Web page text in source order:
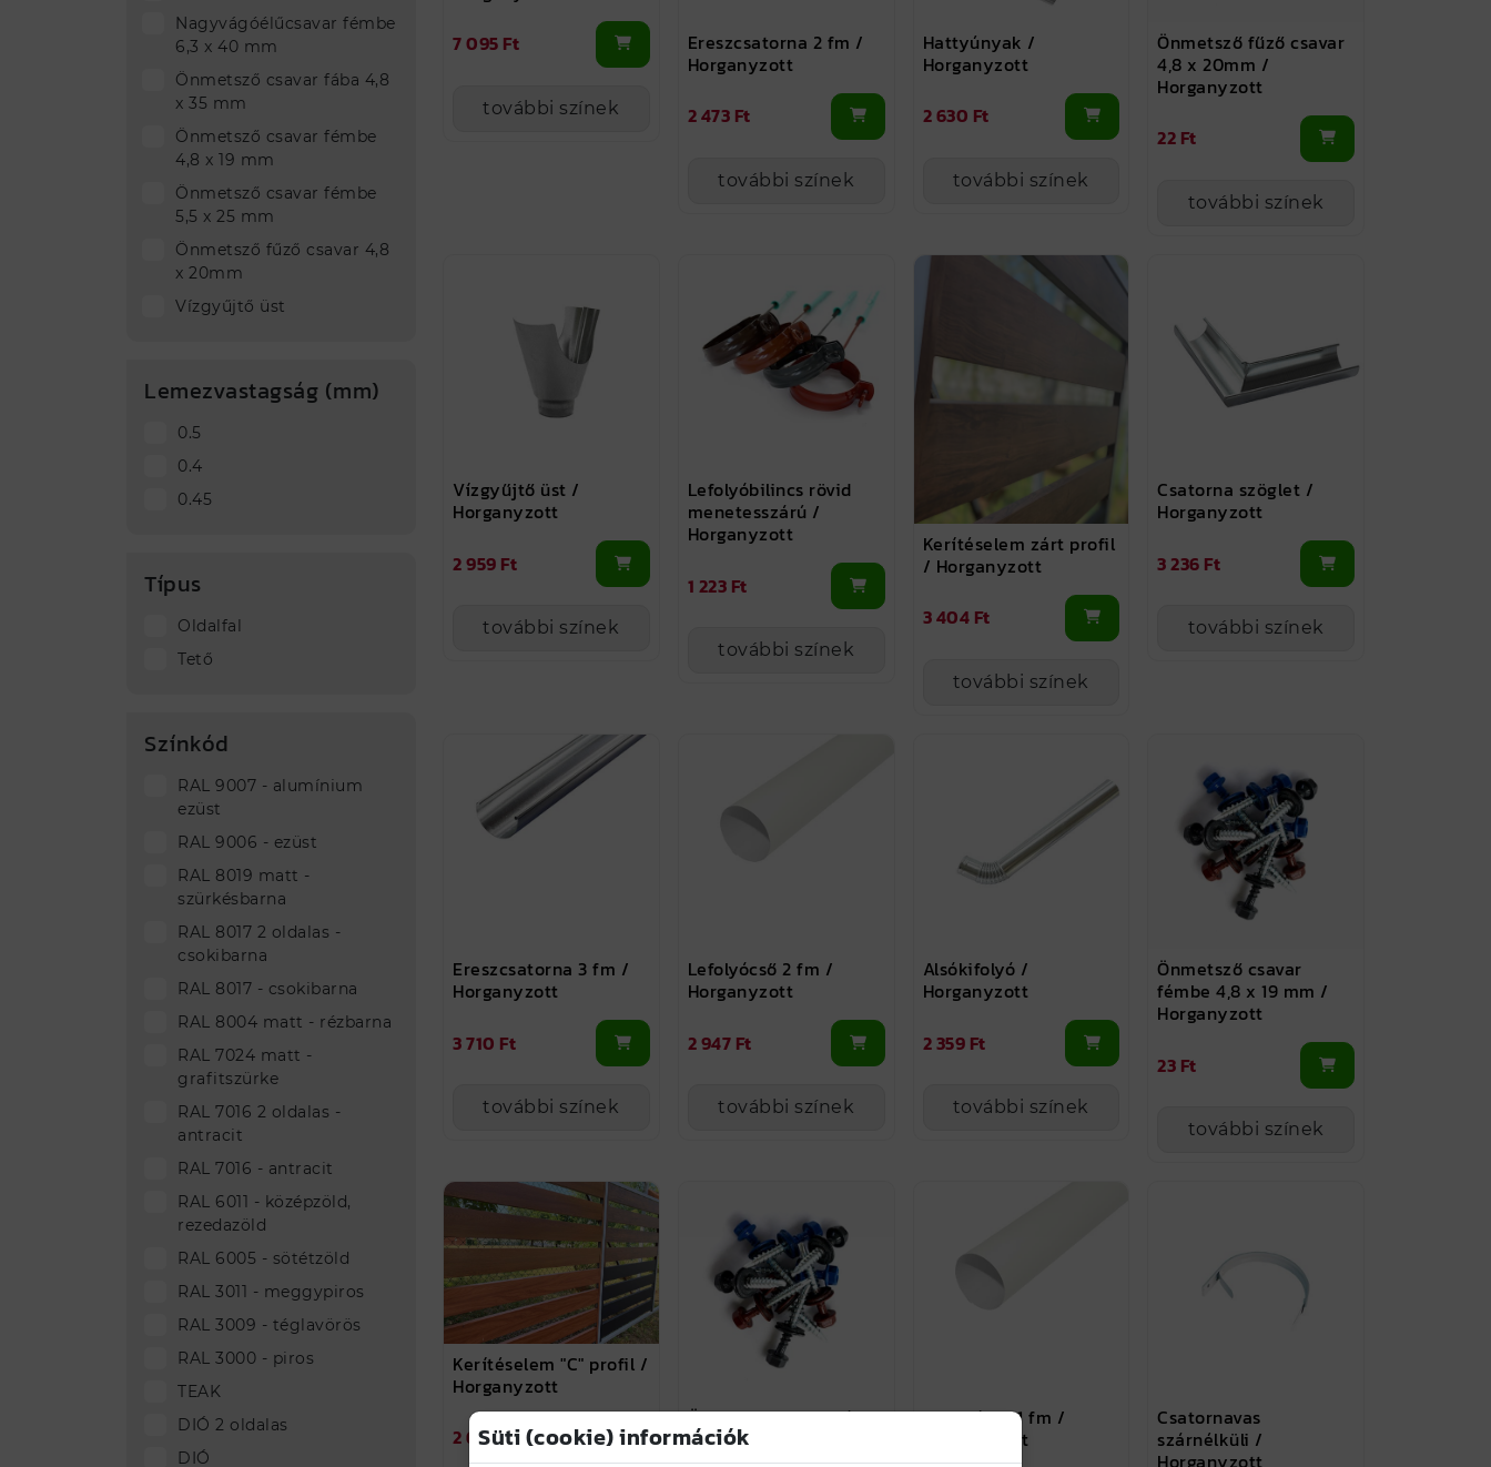
Nagyvágóélűcsavar fémbe
6,3 x 40 mm
Önmetsző csavar fába 4,8
x 35 mm
Önmetsző csavar fémbe
4,8 x 19 mm
Önmetsző csavar fémbe
5,5 x 25 mm
Önmetsző fűző csavar 4,8
x 20mm
Vízgyűjtő üst
Lemezvastagság (mm)
0.5
0.4
0.45
Típus
Oldalfal
Tető
Színkód
RAL 9007 - alumínium
ezüst
RAL 9006 - ezüst
RAL 8019 matt -
szürkésbarna
RAL 8017 2 oldalas -
csokibarna
RAL 8017 - csokibarna
RAL 8004 matt - rézbarna
RAL 7024 matt -
grafitszürke
RAL 7016 2 oldalas -
antracit
RAL 7016 - antracit
RAL 6011 - középzöld,
rezedazöld
RAL 6005 - sötétzöld
RAL 3011 - meggypiros
RAL 3009 - téglavörös
RAL 3000 - piros
TEAK
DIÓ 2 oldalas
DIÓ
7 095 Ft
további színek
Ereszcsatorna 2 fm /
Horganyzott
2 473 Ft
további színek
Hattyúnyak /
Horganyzott
2 630 Ft
további színek
Önmetsző fűző csavar
4,8 x 20mm /
Horganyzott
22 Ft
további színek
Vízgyűjtő üst /
Horganyzott
2 959 Ft
további színek
Lefolyóbilincs rövid
menetesszárú /
Horganyzott
1 223 Ft
további színek
Kerítéselem zárt profil
/ Horganyzott
3 404 Ft
további színek
Csatorna szöglet /
Horganyzott
3 236 Ft
további színek
Ereszcsatorna 3 fm /
Horganyzott
3 710 Ft
további színek
Lefolyócső 2 fm /
Horganyzott
2 947 Ft
további színek
Alsókifolyó /
Horganyzott
2 359 Ft
további színek
Önmetsző csavar
fémbe 4,8 x 19 mm /
Horganyzott
23 Ft
további színek
Kerítéselem "C" profil /
Horganyzott
2 655 Ft
Önmetsző csavar fába
4,8 x 35 mm /
Horganyzott
Lefolyócső 1 fm /
Horganyzott
Csatornavas
szárnélküli /
Horganyzott
Süti (cookie) információk